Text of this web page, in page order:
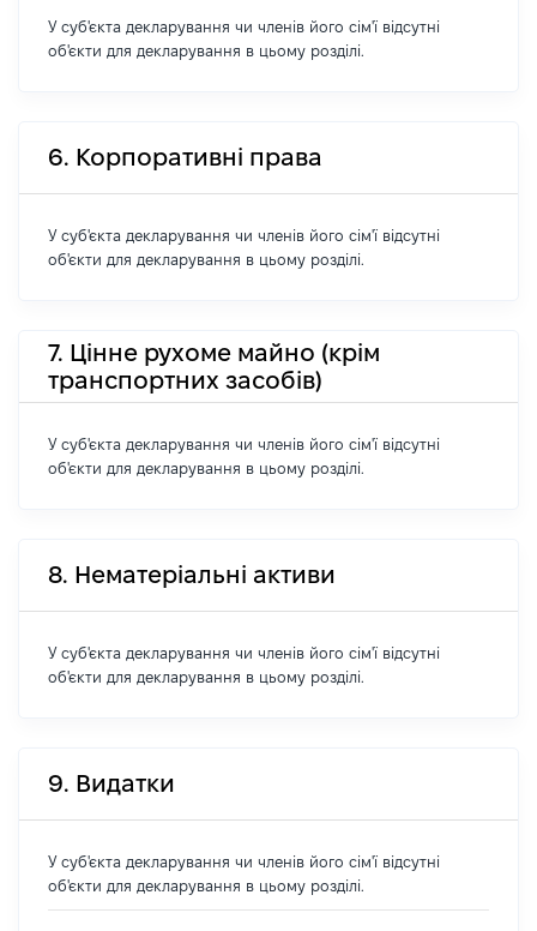
У суб'єкта декларування чи членів його сім'ї відсутні
об'єкти для декларування в цьому розділі.
6. Корпоративні права
У суб'єкта декларування чи членів його сім'ї відсутні
об'єкти для декларування в цьому розділі.
7. Цінне рухоме майно (крім
транспортних засобів)
У суб'єкта декларування чи членів його сім'ї відсутні
об'єкти для декларування в цьому розділі.
8. Нематеріальні активи
У суб'єкта декларування чи членів його сім'ї відсутні
об'єкти для декларування в цьому розділі.
9. Видатки
У суб'єкта декларування чи членів його сім'ї відсутні
об'єкти для декларування в цьому розділі.